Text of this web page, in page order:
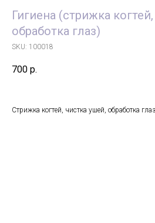
Гигиена (стрижка
обработка глаз)
SKU: 100018
700 р.
Стрижка когтей, чистка ушей, обработка глаз